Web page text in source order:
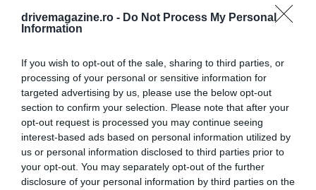
drivemagazine.ro - Do Not Process My Personal
Information
If you wish to opt-out of the sale, sharing to third parties, or
processing of your personal or sensitive information for
targeted advertising by us, please use the below opt-out
section to confirm your selection. Please note that after your
opt-out request is processed you may continue seeing
interest-based ads based on personal information utilized by
us or personal information disclosed to third parties prior to
your opt-out. You may separately opt-out of the further
disclosure of your personal information by third parties on the
Cei care călătoresc în mod regulat cu avionul știu
deschiderea porților de îmbarcare. Există însă o
modalitate de a evita cozile.
Un pilot veteran al unei companii aeriene britanice,
care se simte aproape ca acasă în aeroporturi, a
explicat soluția simplă într-un videoclip postat pe
canalul său TikTok:descarcă pe telefon o aplicație
bine-cunoscută
care îți arată unde se află avionul.